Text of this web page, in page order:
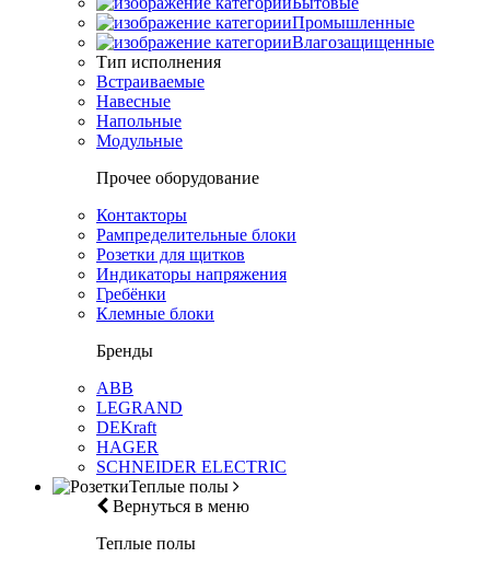
Промышленные
Влагозащищенные
Тип исполнения
Встраиваемые
Навесные
Напольные
Модульные
Прочее оборудование
Контакторы
Рампределительные блоки
Розетки для щитков
Индикаторы напряжения
Гребёнки
Клемные блоки
Бренды
ABB
LEGRAND
DEKraft
HAGER
SCHNEIDER ELECTRIC
Теплые полы
Вернуться в меню
Теплые полы